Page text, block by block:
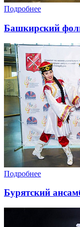
Подробнее
Башкирский
Подробнее
Бурятский